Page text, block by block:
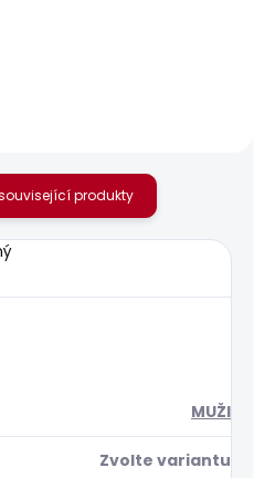
produkty
MUŽI
Zvolte variantu